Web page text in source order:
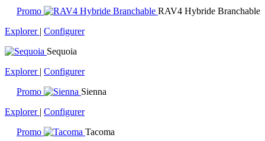
Promo
RAV4 Hybride Branchable
Explorer | Configurer
Sequoia
Explorer | Configurer
Promo
Sienna
Explorer | Configurer
Promo
Tacoma